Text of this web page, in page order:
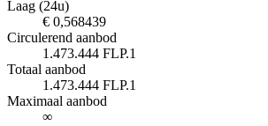
Laag (24u)
€ 0,568439
Circulerend aanbod
1.473.444 FLP.1
Totaal aanbod
1.473.444 FLP.1
Maximaal aanbod
∞